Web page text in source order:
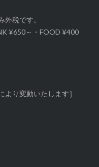
税です。
¥650～・FOOD ¥400
より変動いたします］